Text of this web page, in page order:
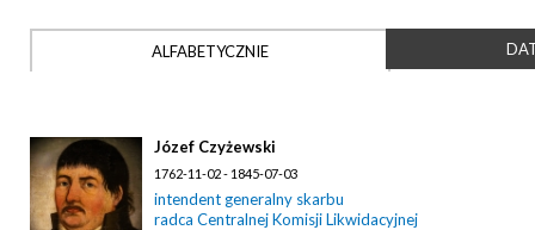
ALFABETYCZNIE
Józef Czyżewski
1762-11-02 - 1845-07-03
intendent generalny skarbu
radca Centralnej Komisji Likwidacyjnej